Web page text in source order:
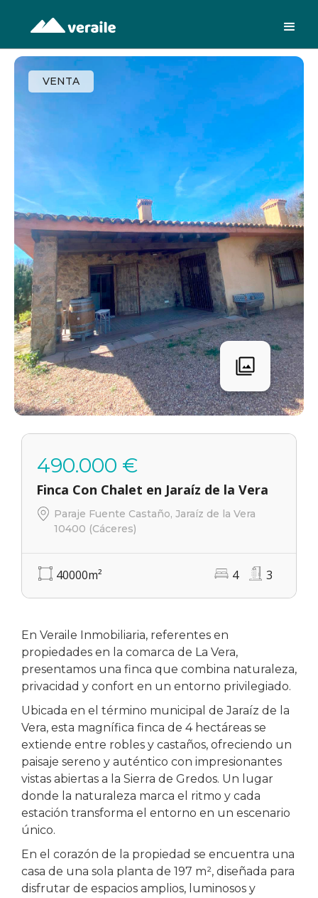
VENTA
490.000 €
Finca Con Chalet en Jaraíz de la Vera
Paraje Fuente Castaño, Jaraíz de la Vera
10400 (Cáceres)
4 3
40000m²
En Veraile Inmobiliaria, referentes en
propiedades en la comarca de La Vera,
presentamos una finca que combina naturaleza,
privacidad y confort en un entorno privilegiado.
Ubicada en el término municipal de Jaraíz de la
Vera, esta magnífica finca de 4 hectáreas se
extiende entre robles y castaños, ofreciendo un
paisaje sereno y auténtico con impresionantes
vistas abiertas a la Sierra de Gredos. Un lugar
donde la naturaleza marca el ritmo y cada
estación transforma el entorno en un escenario
único.
En el corazón de la propiedad se encuentra una
casa de una sola planta de 197 m², diseñada para
disfrutar de espacios amplios, luminosos y